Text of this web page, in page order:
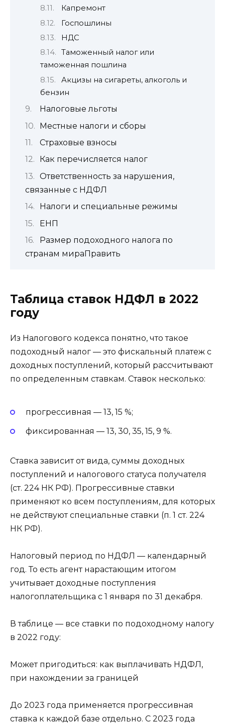
Капремонт
Госпошлины
НДС
Таможенный налог или
таможенная пошлина
Акцизы на сигареты, алкоголь и
бензин
Налоговые льготы
Местные налоги и сборы
Страховые взносы
Как перечисляется налог
Ответственность за нарушения,
связанные с НДФЛ
Налоги и специальные режимы
ЕНП
Размер подоходного налога по
странам мираПравить
Таблица ставок НДФЛ в 2022
году
Из Налогового кодекса понятно, что такое
подоходный налог — это фискальный платеж с
доходных поступлений, который рассчитывают
по определенным ставкам. Ставок несколько:
прогрессивная — 13, 15 %;
фиксированная — 13, 30, 35, 15, 9 %.
Ставка зависит от вида, суммы доходных
поступлений и налогового статуса получателя
(ст. 224 НК РФ). Прогрессивные ставки
применяют ко всем поступлениям, для которых
не действуют специальные ставки (п. 1 ст. 224
НК РФ).
Налоговый период по НДФЛ — календарный
год. То есть агент нарастающим итогом
учитывает доходные поступления
налогоплательщика с 1 января по 31 декабря.
В таблице — все ставки по подоходному налогу
в 2022 году:
Может пригодиться: как выплачивать НДФЛ,
при нахождении за границей
До 2023 года применяется прогрессивная
ставка к каждой базе отдельно. С 2023 года